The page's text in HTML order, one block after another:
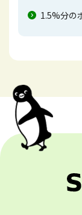
1.5%分の